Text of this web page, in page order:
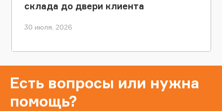
склада до двери клиента
30 июля, 2026
Есть вопросы или нужна
помощь?